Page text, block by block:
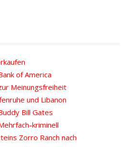
of America
Meinungsfreiheit
und Libanon
Bill Gates
kriminell
Zorro Ranch nach